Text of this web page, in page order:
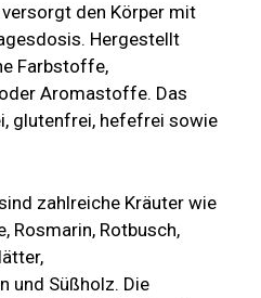
den Körper mit
Hergestellt
Farbstoffe,
Aromastoffe. Das
glutenfrei, hefefrei sowie
zahlreiche Kräuter wie
Rosmarin, Rotbusch,
und Süßholz. Die